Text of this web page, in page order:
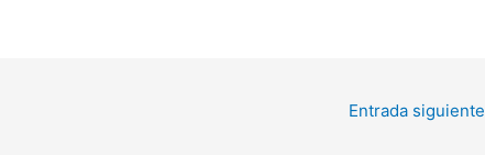
Entrada siguiente